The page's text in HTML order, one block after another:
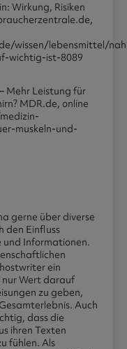
Wirkung, Risiken
wissen/lebensmittel/
wichtig-ist-8089
Mehr Leistung für
MDR.de, online
muskeln-und-
gerne über diverse
den Einfluss
Informationen.
ein
nur Wert darauf
zu geben,
Auch
dass die
ihren Texten
fühlen. Als